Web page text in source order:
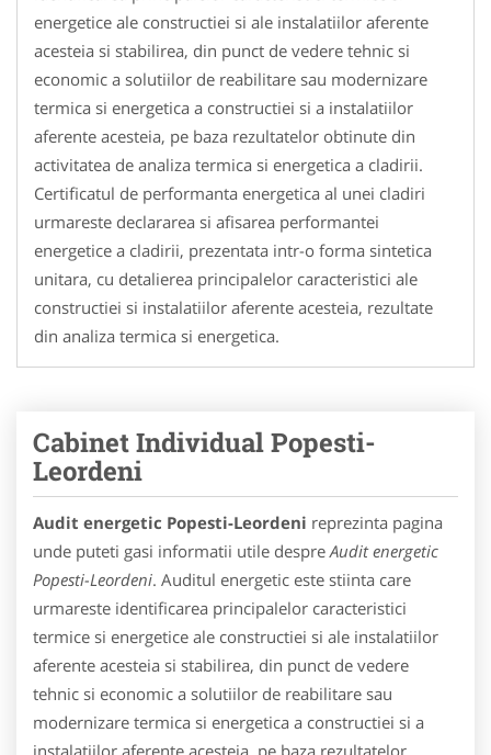
energetice ale constructiei si ale instalatiilor aferente
acesteia si stabilirea, din punct de vedere tehnic si
economic a solutiilor de reabilitare sau modernizare
termica si energetica a constructiei si a instalatiilor
aferente acesteia, pe baza rezultatelor obtinute din
activitatea de analiza termica si energetica a cladirii.
Certificatul de performanta energetica al unei cladiri
urmareste declararea si afisarea performantei
energetice a cladirii, prezentata intr-o forma sintetica
unitara, cu detalierea principalelor caracteristici ale
constructiei si instalatiilor aferente acesteia, rezultate
din analiza termica si energetica.
Cabinet Individual Popesti-
Leordeni
Audit energetic Popesti-Leordeni reprezinta pagina
unde puteti gasi informatii utile despre Audit energetic
Popesti-Leordeni. Auditul energetic este stiinta care
urmareste identificarea principalelor caracteristici
termice si energetice ale constructiei si ale instalatiilor
aferente acesteia si stabilirea, din punct de vedere
tehnic si economic a solutiilor de reabilitare sau
modernizare termica si energetica a constructiei si a
instalatiilor aferente acesteia, pe baza rezultatelor